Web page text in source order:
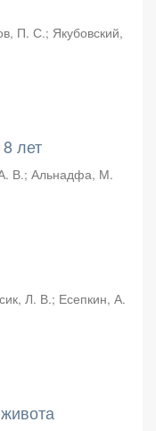
П. С.; Якубовский,
лет
В.;Альнадфа, М.
Л. В.; Есепкин, А.